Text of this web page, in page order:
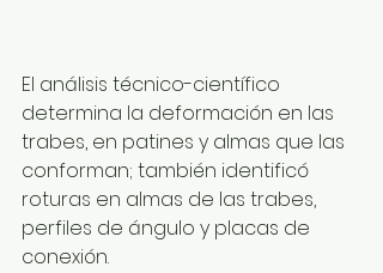
El análisis técnico-científico
determina la deformación en las
trabes, en patines y almas que las
conforman; también identificó
roturas en almas de las trabes,
perfiles de ángulo y placas de
conexión.